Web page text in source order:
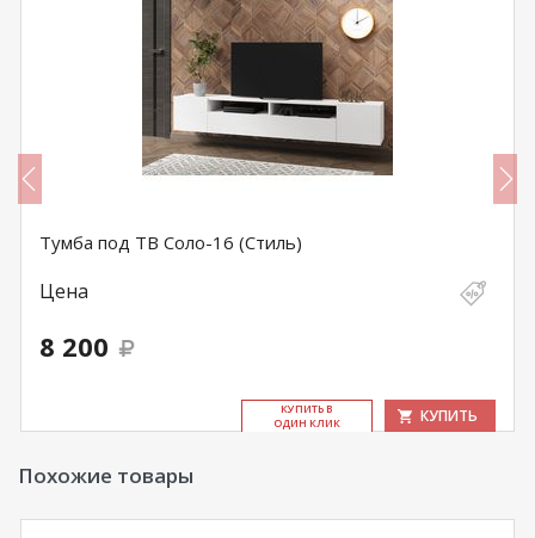
Тумба под ТВ Соло-16 (Стиль)
Цена
8 200
КУ­ПИТЬ В
ОДИН КЛИК
КУПИТЬ
Похожие товары